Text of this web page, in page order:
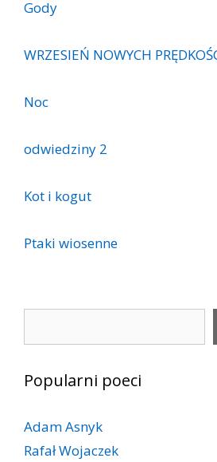
Gody
WRZESIEŃ NOWYCH
Noc
odwiedziny 2
Kot i kogut
Ptaki wiosenne
Popularni poeci
Adam Asnyk
Rafał Wojaczek